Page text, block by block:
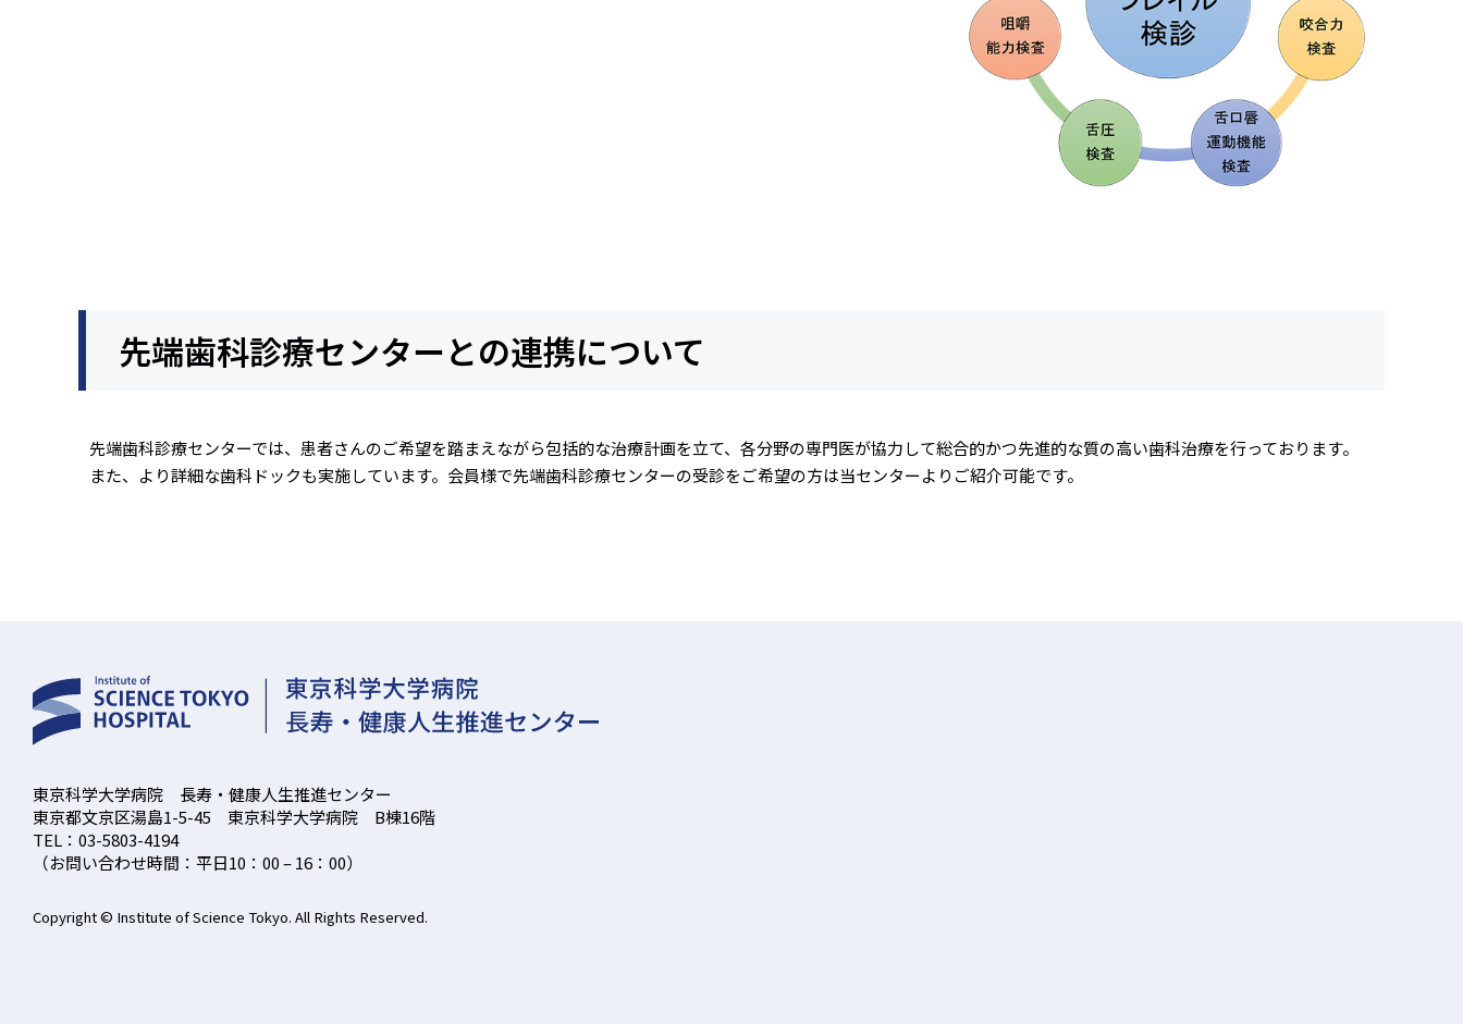
先端歯科診療センターとの連携について
先端歯科診療センターでは、患者さんのご希望を踏まえながら包括的な治療計画を立て、各分野の専門医が協力して総合的かつ先進的な質の高い歯科治療を行っております。
また、より詳細な歯科ドックも実施しています。会員様で先端歯科診療センターの受診をご希望の方は当センターよりご紹介可能です。
東京科学大学病院 長寿・健康人生推進センター
東京都文京区湯島1-5-45 東京科学大学病院 B棟16階
TEL：03-5803-4194
（お問い合わせ時間：平日10：00 – 16：00）
Copyright © Institute of Science Tokyo. All Rights Reserved.